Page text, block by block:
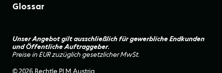
Glossar
Unser Angebot gilt ausschließlich für gewerbliche Endkunden
und Öffentliche Auftraggeber.
Preise in EUR zuzüglich gesetzlicher MwSt.
© 2026 Bechtle PLM Austria